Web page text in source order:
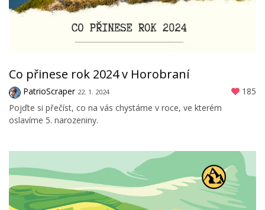
Co přinese rok 2024 v Horobraní
PatrioScraper 22. 1. 2024
185
Pojďte si přečíst, co na vás chystáme v roce, ve kterém
oslavíme 5. narozeniny.